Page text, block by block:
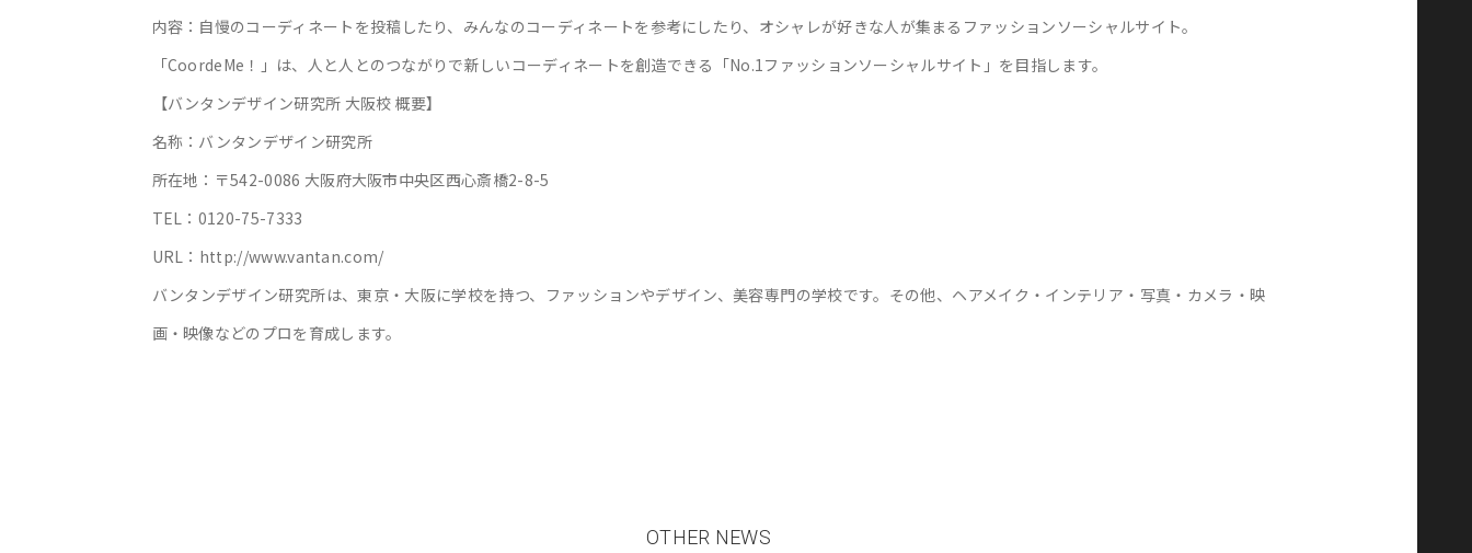
内容：自慢のコーディネートを投稿したり、みんなのコーディネートを参考にしたり、オシャレが好きな人が集まるファッションソーシャルサイト。
「CoordeMe！」は、人と人とのつながりで新しいコーディネートを創造できる「No.1ファッションソーシャルサイト」を目指します。
【バンタンデザイン研究所 大阪校 概要】
名称：バンタンデザイン研究所
所在地：〒542-0086 大阪府大阪市中央区西心斎橋2-8-5
TEL：0120-75-7333
URL：http://www.vantan.com/
バンタンデザイン研究所は、東京・大阪に学校を持つ、ファッションやデザイン、美容専門の学校です。その他、ヘアメイク・インテリア・写真・カメラ・映
画・映像などのプロを育成します。
OTHER NEWS